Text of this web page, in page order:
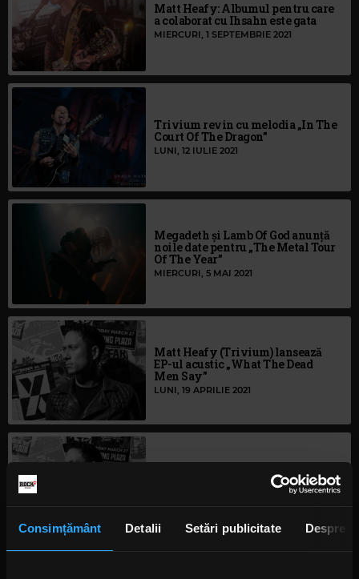
Consimțământ Detalii Setări publicitate Despre
Matt Heafy: Albumul pentru care
a colaborat cu Ihsahn este gata
MIERCURI, 1 SEPTEMBRIE 2021
Trivium revin cu melodia „In The
Court Of The Dragon”
LUNI, 12 IULIE 2021
Megadeth și Lamb Of God anunță
noile date pentru „The Metal Tour
Of The Year”
MIERCURI, 5 MAI 2021
Matt Heafy (Trivium) lansează
EP-ul acustic „What The Dead
Men Say”
LUNI, 19 APRILIE 2021
variante acustice ale pieselor de